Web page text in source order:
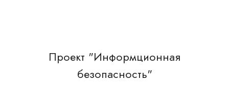
Проект "Информционная
безопасность"